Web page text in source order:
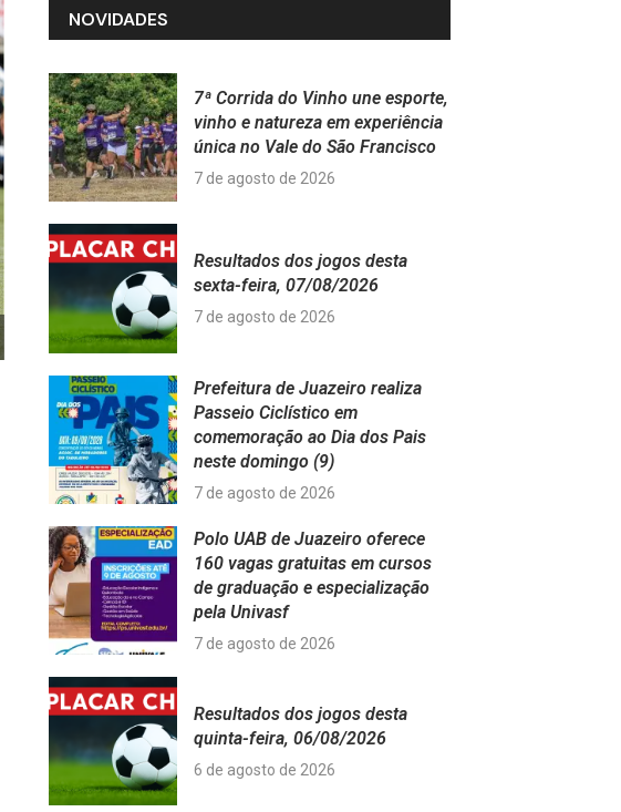
NOVIDADES
7ª Corrida do Vinho une esporte,
vinho e natureza em experiência
única no Vale do São Francisco
7 de agosto de 2026
Resultados dos jogos desta
sexta-feira, 07/08/2026
7 de agosto de 2026
Prefeitura de Juazeiro realiza
Passeio Ciclístico em
comemoração ao Dia dos Pais
neste domingo (9)
7 de agosto de 2026
Polo UAB de Juazeiro oferece
160 vagas gratuitas em cursos
de graduação e especialização
pela Univasf
7 de agosto de 2026
Resultados dos jogos desta
quinta-feira, 06/08/2026
6 de agosto de 2026